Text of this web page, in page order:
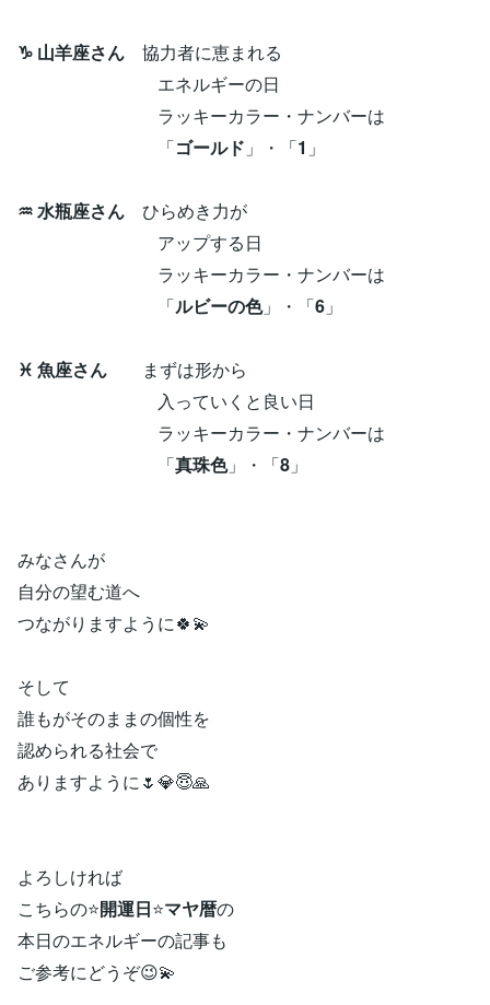
♑ 山羊座さん 協力者に恵まれる
エネルギーの日
ラッキーカラー・ナンバーは
「ゴールド 」・「1 」
♒ 水瓶座さん ひらめき力が
アップする日
ラッキーカラー・ナンバーは
「ルビーの色」・「6 」
♓ 魚座さん まずは形から
入っていくと良い日
ラッキーカラー・ナンバーは
「真珠色」・「8 」
みなさんが
自分の望む道へ
つながりますように🍀💫
そして
誰もがそのままの個性を
認められる社会で
ありますように🌷💎😇🙏
よろしければ
こちらの⭐開運日⭐マヤ暦の
本日のエネルギーの記事も
ご参考にどうぞ😉💫